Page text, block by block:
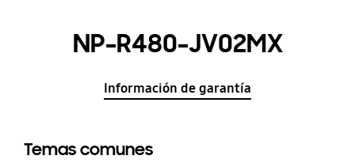
NP-R480-JV02MX
Información de garantía
Temas comunes